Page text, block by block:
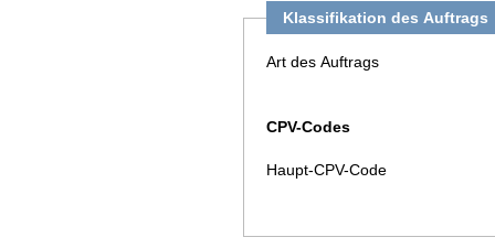
Klassifikation des Auftrags
Art des Auftrags
CPV-Codes
Haupt-CPV-Code